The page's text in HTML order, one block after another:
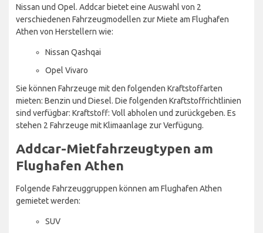
Nissan und Opel. Addcar bietet eine Auswahl von 2
verschiedenen Fahrzeugmodellen zur Miete am Flughafen
Athen von Herstellern wie:
Nissan Qashqai
Opel Vivaro
Sie können Fahrzeuge mit den folgenden Kraftstoffarten
mieten: Benzin und Diesel. Die folgenden Kraftstoffrichtlinien
sind verfügbar: Kraftstoff: Voll abholen und zurückgeben. Es
stehen 2 Fahrzeuge mit Klimaanlage zur Verfügung.
Addcar-Mietfahrzeugtypen am
Flughafen Athen
Folgende Fahrzeuggruppen können am Flughafen Athen
gemietet werden:
SUV